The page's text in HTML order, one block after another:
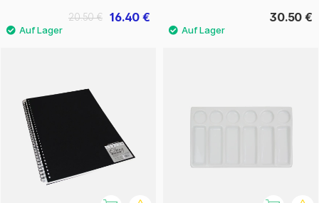
16.40 €
20.50 € 30.50 €